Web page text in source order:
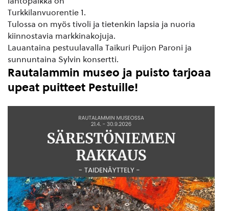
Turkkilanvuorentie 1.
Tulossa on myös tivoli ja tietenkin lapsia ja nuoria
kiinnostavia markkinakojuja.
Lauantaina pestuulavalla Taikuri Puijon Paroni ja
sunnuntaina Sylvin konsertti.
Rautalammin museo ja puisto tarjoaa
upeat puitteet Pestuille!